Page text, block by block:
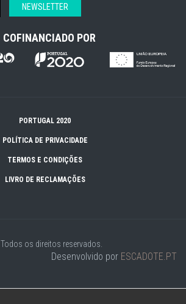
NEWSLETTER
COFINANCIADO POR
PORTUGAL 2020
POLÍTICA DE PRIVACIDADE
TERMOS E CONDIÇÕES
LIVRO DE RECLAMAÇÕES
Todos os direitos reservados.
Desenvolvido por ESCADOTE.PT